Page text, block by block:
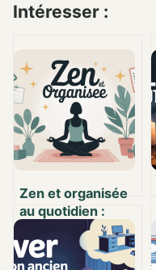
Intéresser :
Zen et organisée
au quotidien :
trouver l’équilibre
entre efficacité et
sérénité